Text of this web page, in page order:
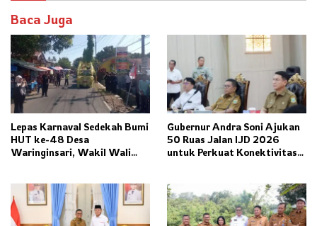
Baca Juga
Lepas Karnaval Sedekah Bumi
HUT ke-48 Desa
Waringinsari, Wakil Wali
Pelestarian Budaya
Gubernur Andra Soni Ajukan
50 Ruas Jalan IJD 2026
untuk Perkuat Konektivitas